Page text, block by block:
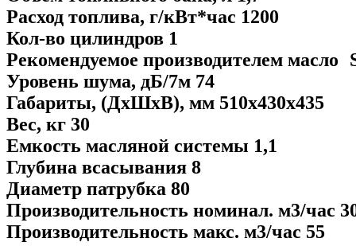
Расход топлива, г/кВт*час 1200
Кол-во цилиндров 1
Рекомендуемое производителем масло
Уровень шума, дБ/7м 74
Габариты, (ДхШхВ), мм 510х430х435
Вес, кг 30
Емкость масляной системы 1,1
Глубина всасывания 8
Диаметр патрубка 80
Производительность номинал. м3/час
Производительность макс. м3/час 55